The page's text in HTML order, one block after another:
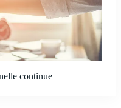
continue